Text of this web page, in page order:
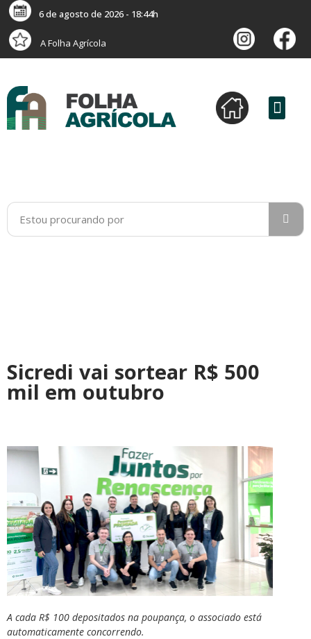
6 de agosto de 2026 - 18:44h
A Folha Agrícola
Sicredi vai sortear R$ 500
mil em outubro
A cada R$ 100 depositados na poupança, o associado está
automaticamente concorrendo.